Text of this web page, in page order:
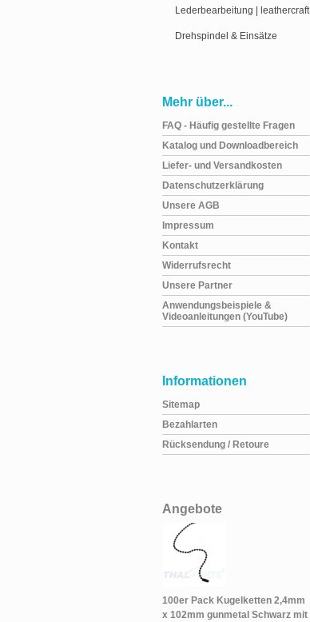
Lederbearbeitung | leathercraft
Drehspindel & Einsätze
Mehr über...
FAQ - Häufig gestellte Fragen
Katalog und Downloadbereich
Liefer- und Versandkosten
Datenschutzerklärung
Unsere AGB
Impressum
Kontakt
Widerrufsrecht
Unsere Partner
Anwendungsbeispiele &
Videoanleitungen (YouTube)
Informationen
Sitemap
Bezahlarten
Rücksendung / Retoure
Angebote
100er Pack Kugelketten 2,4mm
x 102mm gunmetal Schwarz mit